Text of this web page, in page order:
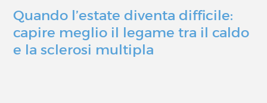
Quando l’estate diventa difficile:
capire meglio il legame tra il caldo
e la sclerosi multipla